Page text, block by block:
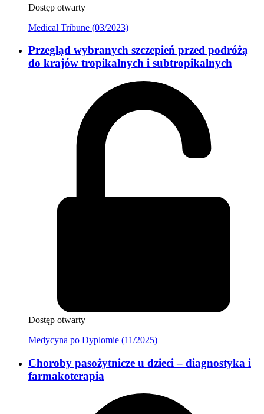
Dostęp otwarty
Medical Tribune (03/2023)
Przegląd wybranych szczepień przed podróżą
do krajów tropikalnych i subtropikalnych
Dostęp otwarty
Medycyna po Dyplomie (11/2025)
Choroby pasożytnicze u dzieci – diagnostyka i
farmakoterapia